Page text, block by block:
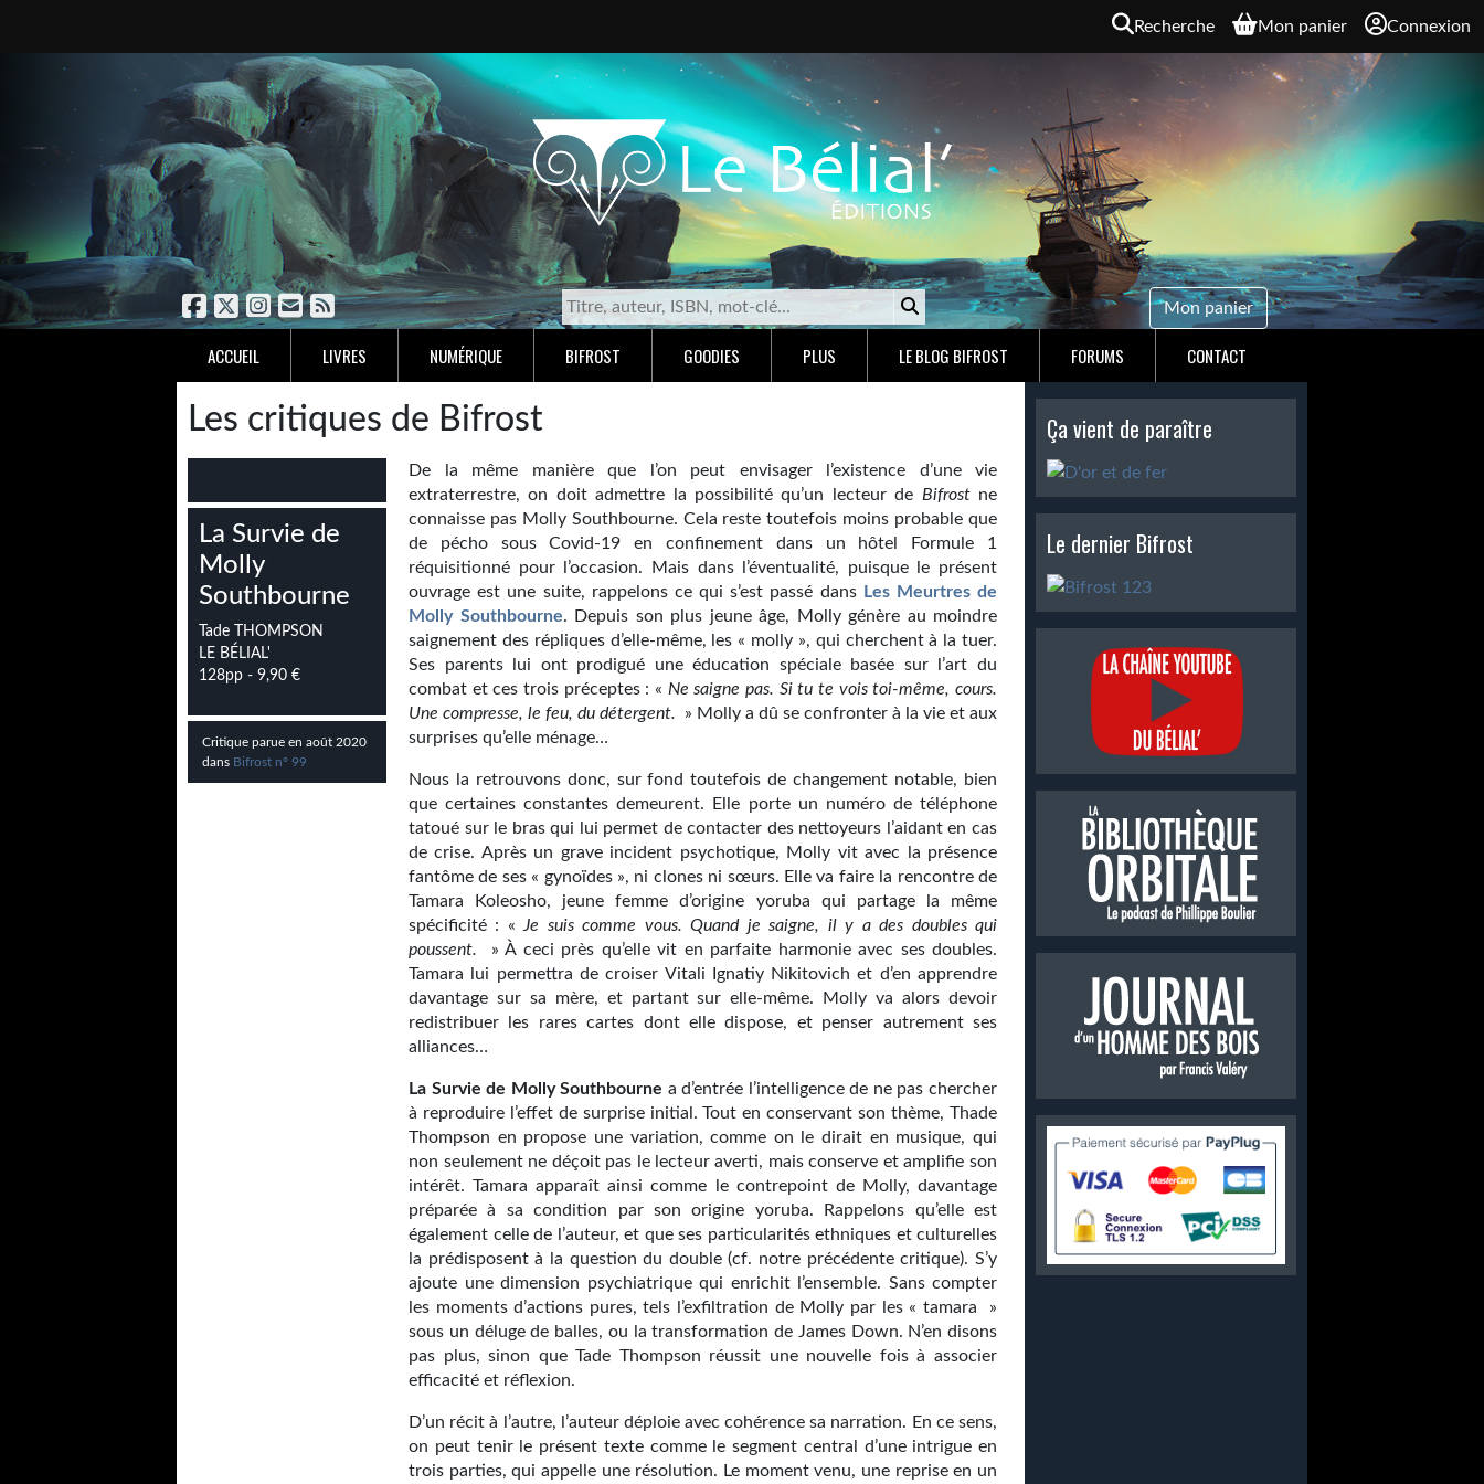
Recherche Mon panier Connexion
Mon panier
ACCUEIL LIVRES NUMÉRIQUE BIFROST GOODIES PLUS LE BLOG BIFROST FORUMS CONTACT
Les critiques de Bifrost
La Survie de
Molly
Southbourne
Tade THOMPSON
LE BÉLIAL'
128pp - 9,90 €
Critique parue en août 2020
dans Bifrost n° 99
De la même manière que l’on peut envisager l’existence d’une vie
extraterrestre, on doit admettre la possibilité qu’un lecteur de Bifrostne
connaisse pas Molly Southbourne. Cela reste toutefois moins probable que
de pécho sous Covid-19 en confinement dans un hôtel Formule 1
réquisitionné pour l’occasion. Mais dans l’éventualité, puisque le présent
ouvrage est une suite, rappelons ce qui s’est passé dans Les Meurtres de
Molly Southbourne. Depuis son plus jeune âge, Molly génère au moindre
saignement des répliques d’elle-même, les « molly », qui cherchent à la tuer.
Ses parents lui ont prodigué une éducation spéciale basée sur l’art du
combat et ces trois préceptes : « Ne saigne pas. Si tu te vois toi-même, cours.
Une compresse, le feu, du détergent.
» Molly a dû se confronter à la vie et aux
surprises qu’elle ménage…
Nous la retrouvons donc, sur fond toutefois de changement notable, bien
que certaines constantes demeurent. Elle porte un numéro de téléphone
tatoué sur le bras qui lui permet de contacter des nettoyeurs l’aidant en cas
de crise. Après un grave incident psychotique, Molly vit avec la présence
fantôme de ses « gynoïdes », ni clones ni sœurs. Elle va faire la rencontre de
Tamara Koleosho, jeune femme d’origine yoruba qui partage la même
spécificité : « Je suis comme vous. Quand je saigne, il y a des doubles qui
poussent.
» À ceci près qu’elle vit en parfaite harmonie avec ses doubles.
Tamara lui permettra de croiser Vitali Ignatiy Nikitovich et d’en apprendre
davantage sur sa mère, et partant sur elle-même. Molly va alors devoir
redistribuer les rares cartes dont elle dispose, et penser autrement ses
alliances…
La Survie de Molly Southbourne a d’entrée l’intelligence de ne pas chercher
à reproduire l’effet de surprise initial. Tout en conservant son thème, Thade
Thompson en propose une variation, comme on le dirait en musique, qui
non seulement ne déçoit pas le lecteur averti, mais conserve et amplifie son
intérêt. Tamara apparaît ainsi comme le contrepoint de Molly, davantage
préparée à sa condition par son origine yoruba. Rappelons qu’elle est
également celle de l’auteur, et que ses particularités ethniques et culturelles
la prédisposent à la question du double (cf. notre précédente critique). S’y
ajoute une dimension psychiatrique qui enrichit l’ensemble. Sans compter
les moments d’actions pures, tels l’exfiltration de Molly par les « tamara »
sous un déluge de balles, ou la transformation de James Down. N’en disons
pas plus, sinon que Tade Thompson réussit une nouvelle fois à associer
efficacité et réflexion.
D’un récit à l’autre, l’auteur déploie avec cohérence sa narration. En ce sens,
on peut tenir le présent texte comme le segment central d’une intrigue en
trois parties, qui appelle une résolution. Le moment venu, une reprise en un
Ça vient de paraître
Le dernier Bifrost